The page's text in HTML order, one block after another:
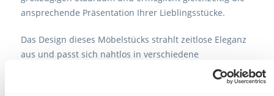
ansprechende Präsentation Ihrer Lieblingsstücke.
Das Design dieses Möbelstücks strahlt zeitlose Eleganz
aus und passt sich nahtlos in verschiedene
Einrichtungsstile ein. Es ist das perfekte Highlight für
diejenigen, die sowohl praktische Lösungen als auch